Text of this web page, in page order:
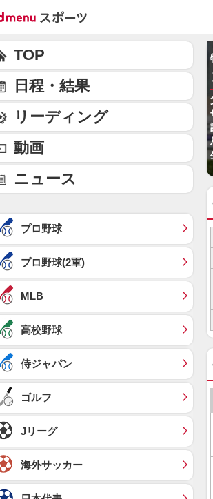
TOP
日程・結果
リーディング
動画
ニュース
プロ野球
プロ野球(2軍)
MLB
高校野球
侍ジャパン
ゴルフ
Jリーグ
海外サッカー